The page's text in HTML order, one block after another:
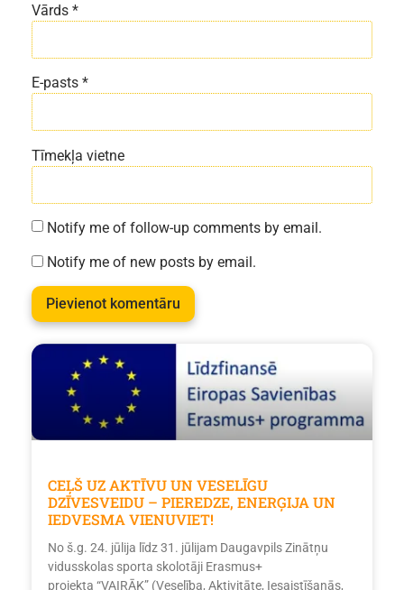
Vārds *
E-pasts *
Tīmekļa vietne
Notify me of follow-up comments by email.
Notify me of new posts by email.
CEĻŠ UZ AKTĪVU UN VESELĪGU
DZĪVESVEIDU – PIEREDZE, ENERĢIJA UN
IEDVESMA VIENUVIET!
No š.g. 24. jūlija līdz 31. jūlijam Daugavpils Zinātņu
vidusskolas sporta skolotāji Erasmus+
projekta “VAIRĀK” (Veselība, Aktivitāte, Iesaistīšanās,